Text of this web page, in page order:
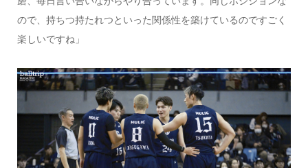
ので、持ちつ持たれつといった関係性を築けているのですごく
楽しいですね」